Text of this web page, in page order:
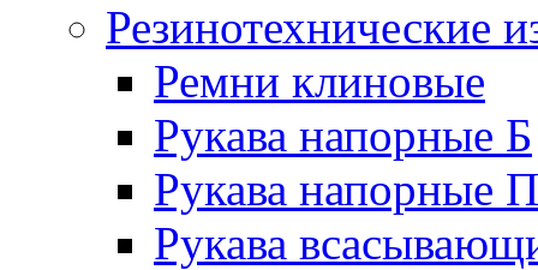
Резинотехнические
Ремни клиновые
Рукава напорные Б
Рукава напорные П
Рукава